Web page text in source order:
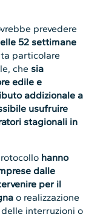
prevedere
52 settimane
particolare
che sia
edile e
addizionale a
usufruire
stagionali in
hanno
dalle
per il
o realizzazione
interruzioni o